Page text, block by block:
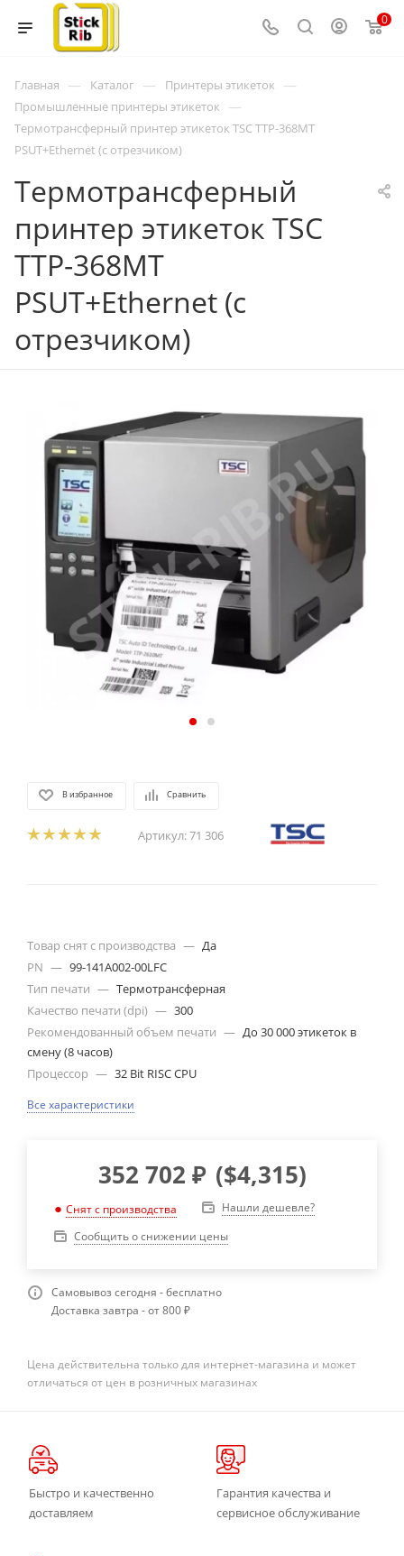
0
Главная — Каталог — Принтеры этикеток —
Промышленные принтеры этикеток —
Термотрансферный принтер этикеток TSC TTP-368MT
PSUT+Ethernet (с отрезчиком)
Термотрансферный
принтер этикеток TSC
TTP-368MT
PSUT+Ethernet (с
отрезчиком)
В избранное Сравнить
Артикул:71 306
Товар снят с производства — Да
PN — 99-141A002-00LFC
Тип печати — Термотрансферная
Качество печати (dpi) — 300
Рекомендованный объем печати — До 30 000 этикеток в
смену (8 часов)
Процессор — 32 Bit RISC CPU
Все характеристики
352 702 ₽ ($4,315)
Снят с производства
Нашли дешевле?
Сообщить о снижении цены
Самовывоз сегодня - бесплатно
Доставка завтра - от 800 ₽
Цена действительна только для интернет-магазина и может
отличаться от цен в розничных магазинах
Быстро и качественно
доставляем
Гарантия качества и
сервисное обслуживание